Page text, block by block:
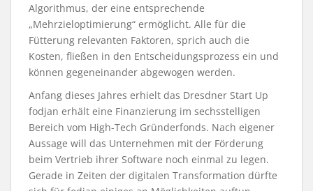
Algorithmus, der eine entsprechende
„Mehrzieloptimierung“ ermöglicht. Alle für die
Fütterung relevanten Faktoren, sprich auch die
Kosten, fließen in den Entscheidungsprozess ein und
können gegeneinander abgewogen werden.
Anfang dieses Jahres erhielt das Dresdner Start Up
fodjan erhält eine Finanzierung im sechsstelligen
Bereich vom High-Tech Gründerfonds. Nach eigener
Aussage will das Unternehmen mit der Förderung
beim Vertrieb ihrer Software noch einmal zu legen.
Gerade in Zeiten der digitalen Transformation dürfte